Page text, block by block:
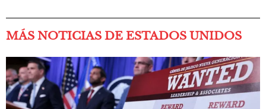
MÁS NOTICIAS DE ESTADOS UNIDOS